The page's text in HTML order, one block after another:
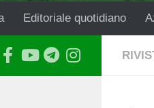
Editoriale quotidiano